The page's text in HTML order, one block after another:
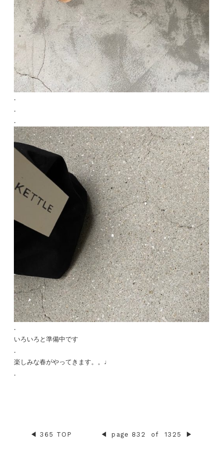
.
.
.
.
いろいろと準備中です
.
楽しみな春がやってきます。。♩
.
◀︎ 365 TOP ◀︎ page 832 of 1325 ▶︎